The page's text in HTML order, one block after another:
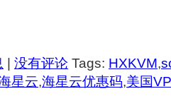
| 没有评论 Tags: HXKVM,
星云,海星云优惠码,美国